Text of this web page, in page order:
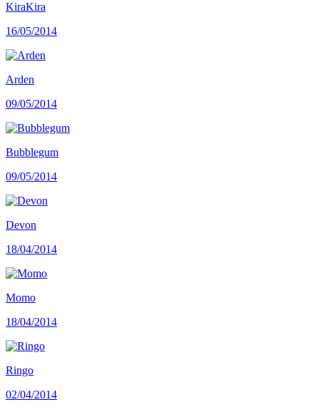
KiraKira
16/05/2014
Arden
09/05/2014
Bubblegum
09/05/2014
Devon
18/04/2014
Momo
18/04/2014
Ringo
02/04/2014